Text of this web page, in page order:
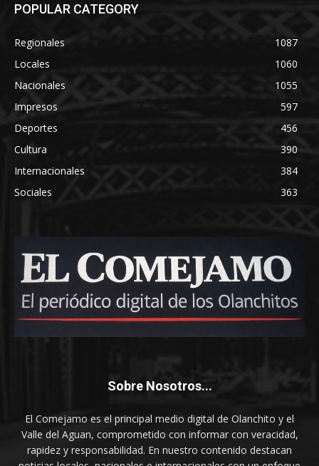
POPULAR CATEGORY
Regionales
1087
Locales
1060
Nacionales
1055
Impresos
597
Deportes
456
Cultura
390
Internacionales
384
Sociales
363
Sobre Nosotros...
El Comejamo es el principal medio digital de Olanchito y el
Valle del Aguan, comprometido con informar con veracidad,
rapidez y responsabilidad. En nuestro contenido destacan